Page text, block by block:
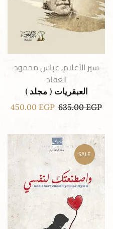
سير الأعلام,عباس محمود
العقاد
العبقريات ( مجلد )
635.00EGP
450.00 EGP
SALE